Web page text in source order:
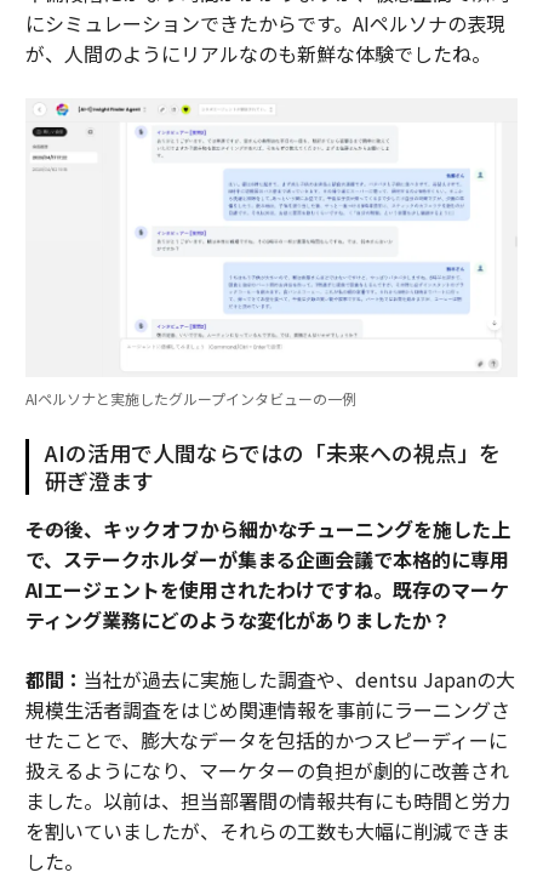
にシミュレーションできたからです。AIペルソナの表現
が、人間のようにリアルなのも新鮮な体験でしたね。
AIペルソナと実施したグループインタビューの一例
AIの活用で人間ならではの「未来への視点」を
研ぎ澄ます
――その後、キックオフから細かなチューニングを施した上
で、ステークホルダーが集まる企画会議で本格的に専用
AIエージェントを使用されたわけですね。既存のマーケ
ティング業務にどのような変化がありましたか？
都間： 当社が過去に実施した調査や、dentsu Japanの大
規模生活者調査をはじめ関連情報を事前にラーニングさ
せたことで、膨大なデータを包括的かつスピーディーに
扱えるようになり、マーケターの負担が劇的に改善され
ました。以前は、担当部署間の情報共有にも時間と労力
を割いていましたが、それらの工数も大幅に削減できま
した。